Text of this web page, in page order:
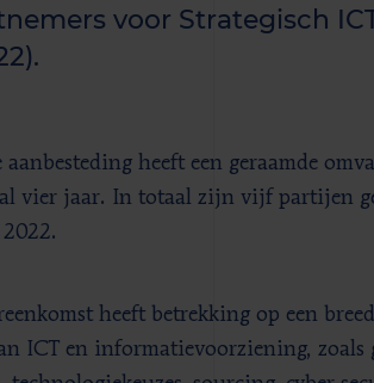
voor Strategisch
aanbesteding heeft een geraamde
vier jaar. In totaal zijn vijf partijen
heeft betrekking op een
ICT en informatievoorziening, zoals